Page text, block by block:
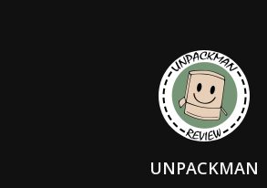
UNPACKMAN